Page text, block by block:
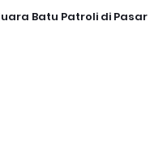
Batu Patroli di Pasar